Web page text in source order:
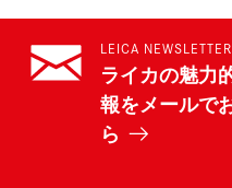
LEICA NEWSLETTER
ライカの魅力
報をメールで
ら